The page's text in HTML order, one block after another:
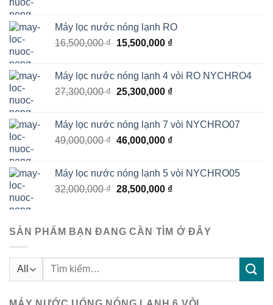
Máy lọc nước nóng lạnh RO
16,500,000₫ Giá
16,500,000 ₫.
15,500,000 ₫Giá
là:
15,500,000 ₫.
Máy lọc nước nóng lạnh 4 vòi RO NYCHRO4
27,300,000₫ Giá
27,300,000 ₫.
25,300,000 ₫Giá
là:
25,300,000 ₫.
Máy lọc nước nóng lạnh 7 vòi NYCHRO07
49,000,000₫ Giá
49,000,000 ₫.
46,000,000 ₫Giá
là:
46,000,000 ₫.
Máy lọc nước nóng lạnh 5 vòi NYCHRO05
32,000,000₫ Giá
32,000,000 ₫.
28,500,000 ₫Giá
là:
SẢN PHẤM BẠN ĐANG CẦN TÌM Ở ĐÂY
Tìm